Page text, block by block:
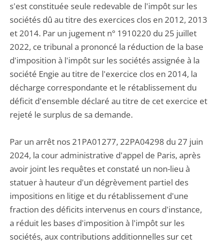
s'est constituée seule redevable de l'impôt sur les
sociétés dû au titre des exercices clos en 2012, 2013
et 2014. Par un jugement n° 1910220 du 25 juillet
2022, ce tribunal a prononcé la réduction de la base
d'imposition à l'impôt sur les sociétés assignée à la
société Engie au titre de l'exercice clos en 2014, la
décharge correspondante et le rétablissement du
déficit d'ensemble déclaré au titre de cet exercice et
rejeté le surplus de sa demande.
Par un arrêt nos 21PA01277, 22PA04298 du 27 juin
2024, la cour administrative d'appel de Paris, après
avoir joint les requêtes et constaté un non-lieu à
statuer à hauteur d'un dégrèvement partiel des
impositions en litige et du rétablissement d'une
fraction des déficits intervenus en cours d'instance,
a réduit les bases d'imposition à l'impôt sur les
sociétés, aux contributions additionnelles sur cet